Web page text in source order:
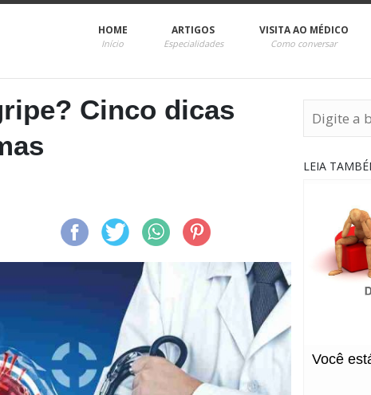
HOME
Início
ARTIGOS
Especialidades
VISITA AO MÉDICO
Como conversar
Cinco dicas
LEIA
Você